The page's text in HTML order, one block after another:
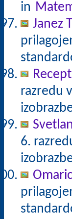
in
Janez
razredu
6.